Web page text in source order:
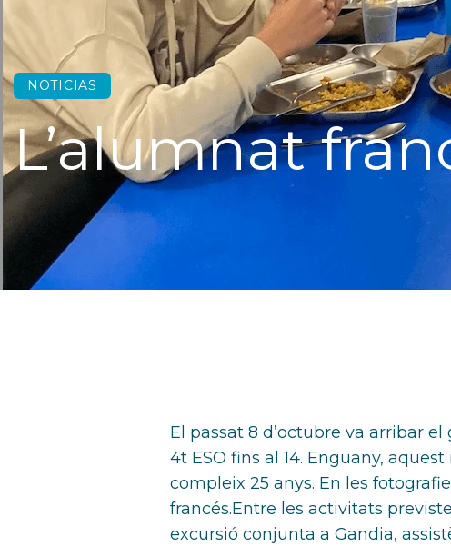
NOTICIAS
L’alumnat
El passat 8 d’octubre va arribar
4t ESO fins al 14. Enguany,
compleix 25 anys. En les
francés.Entre les activitats
excursió conjunta a Gandia,